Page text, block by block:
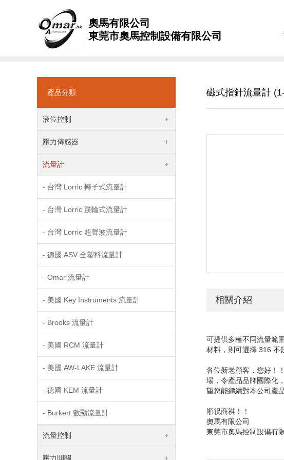
奧馬有限公司
東莞市奧馬控制設備有限公司
產品分類
液位控制
壓力傳感器
流量計
- 台灣 Lorric 轉子式流量計
- 台灣 Lorric 蹼輪式流量計
- 台灣 Lorric 超聲波流量計
- 德國 ASV 全塑料流量計
- Omar 流量計
- 美國 Key Instruments 流量計
- Brooks 流量計
- 美國 RCM 流量計
- 美國 AW-LAKE 流量計
- 德國 KEM 流量計
- Burkert 數顯流量計
流量控制
壓力開關
磁式指針流量計
相關介紹
可提供多種不同流量範
材料，則可選擇 316 不
各位新老顧客，您好！
場，令產品品牌國際化
望您能繼續對本公司產
順祝商祺！！
奧馬有限公
東莞市奧馬控制設備有